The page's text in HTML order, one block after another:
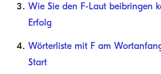
Wie Sie den F-Laut beibringen
Erfolg
Wörterliste mit F am
Start